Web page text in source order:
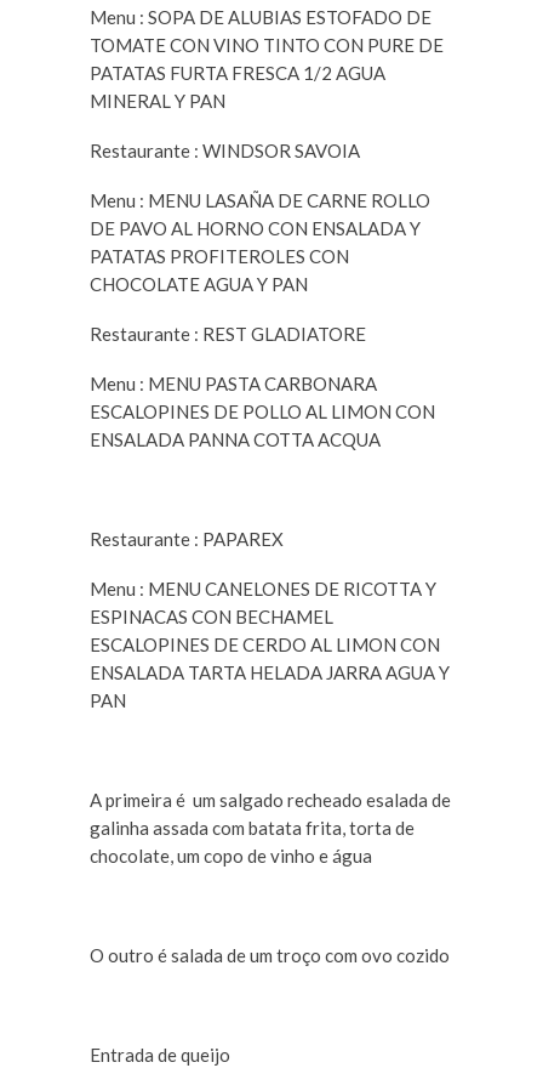
Menu : SOPA DE ALUBIAS ESTOFADO DE
TOMATE CON VINO TINTO CON PURE DE
PATATAS FURTA FRESCA 1/2 AGUA
MINERAL Y PAN
Restaurante : WINDSOR SAVOIA
Menu : MENU LASAÑA DE CARNE ROLLO
DE PAVO AL HORNO CON ENSALADA Y
PATATAS PROFITEROLES CON
CHOCOLATE AGUA Y PAN
Restaurante : REST GLADIATORE
Menu : MENU PASTA CARBONARA
ESCALOPINES DE POLLO AL LIMON CON
ENSALADA PANNA COTTA ACQUA
Restaurante : PAPAREX
Menu : MENU CANELONES DE RICOTTA Y
ESPINACAS CON BECHAMEL
ESCALOPINES DE CERDO AL LIMON CON
ENSALADA TARTA HELADA JARRA AGUA Y
PAN
A primeira é um salgado recheado esalada de
galinha assada com batata frita, torta de
chocolate, um copo de vinho e água
O outro é salada de um troço com ovo cozido
Entrada de queijo